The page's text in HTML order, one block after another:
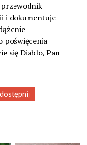
i dokumentuje
poświęcenia
się Diablo, Pan